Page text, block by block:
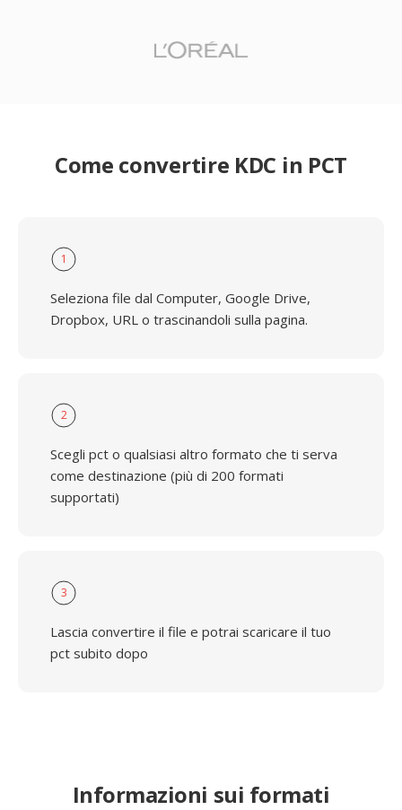
Come convertire KDC in PCT
1
Seleziona file dal Computer, Google Drive,
Dropbox, URL o trascinandoli sulla pagina.
2
Scegli pct o qualsiasi altro formato che ti serva
come destinazione (più di 200 formati
supportati)
3
Lascia convertire il file e potrai scaricare il tuo
pct subito dopo
Informazioni sui formati